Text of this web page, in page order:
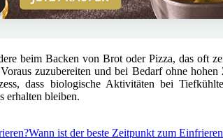
beim Backen von Brot oder Pizza, das oft
zuzubereiten und bei Bedarf ohne hohen
dass biologische Aktivitäten bei
erhalten bleiben.
Wann ist der beste Zeitpunkt zum